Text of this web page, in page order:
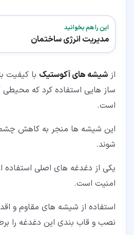
این را هم بخوانید
مدیریت انرژی ساختمان
از شیشه های آکوستیک با کیفیت
ساز هایی استفاده کرد که محیطی
است.
این شیشه ها منجر به کاهش
شوند.
یکی از دغدغه های اصلی استفاده
امنیت است.
استفاده از شیشه های مقاوم و
نصب و قاب بندی این دغدغه را